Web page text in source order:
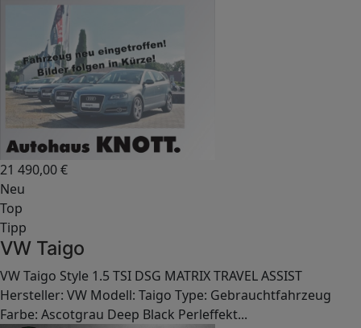
21 490,00€
Neu
Top
Tipp
VW Taigo
VW Taigo Style 1.5 TSI DSG MATRIX TRAVEL ASSIST
Hersteller: VW Modell: Taigo Type: Gebrauchtfahrzeug
Farbe: Ascotgrau Deep Black Perleffekt...